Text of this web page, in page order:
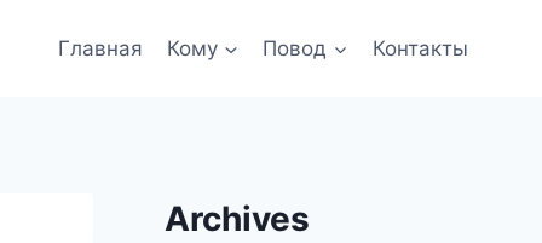
Главная Кому Повод Контакты
Archives